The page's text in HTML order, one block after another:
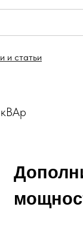
и статьи